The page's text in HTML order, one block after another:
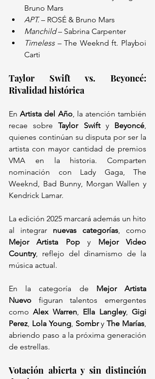
Bruno Mars
APT. – ROSÉ & Bruno Mars
Manchild – Sabrina Carpenter
Timeless – The Weeknd ft. Playboi
Carti
Taylor Swift vs. Beyoncé:
Rivalidad histórica
En Artista del Año, la atención también
recae sobre Taylor Swift y Beyoncé
quienes continúan su disputa por ser la
artista con mayor cantidad de premios
VMA en la historia. Comparten
nominación con Lady Gaga, The
Weeknd, Bad Bunny, Morgan Wallen y
Kendrick Lamar.
La edición 2025 marcará además un hito
al integrar nuevas categorías
Mejor Artista Pop y Mejor Video
Country, reflejo del dinamismo de la
música actual.
En la categoría de Mejor Artista
Nuevo figuran talentos emergentes
como Alex Warren, Ella Langley, Gigi
Perez Lola Young, Sombr y The Marías
abriendo paso a la próxima generación
de estrellas.
Votación abierta y sin distinción